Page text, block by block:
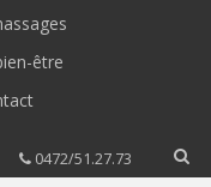
être
0472/51.27.73